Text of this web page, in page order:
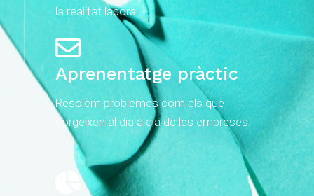
la realitat laboral.
Aprenentatge pràctic
Resolem problemes com els que
sorgeixen al dia a dia de les empreses.